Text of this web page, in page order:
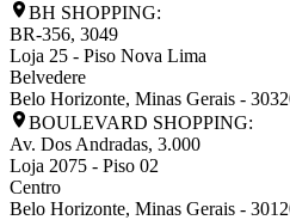
BH SHOPPING:
BR-356, 3049
Loja 25 - Piso Nova Lima
Belvedere
Belo Horizonte, Minas Gerais -
BOULEVARD SHOPPING:
Av. Dos Andradas, 3.000
Loja 2075 - Piso 02
Centro
Belo Horizonte, Minas Gerais -